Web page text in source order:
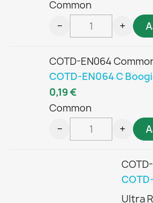
Common
− +
COTD-EN064
COTD-EN064 C
Common
0,19 €
− +
Ultra